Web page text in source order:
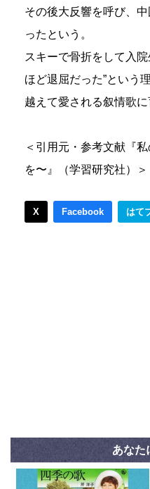
その後大反響を呼び、
ったという。
スキーで骨折をして入
ほど退屈だった”という
越えて愛される叙情歌
＜引用元・参考文献『
を〜』（学習研究社）＞
X Facebook はて
あなた